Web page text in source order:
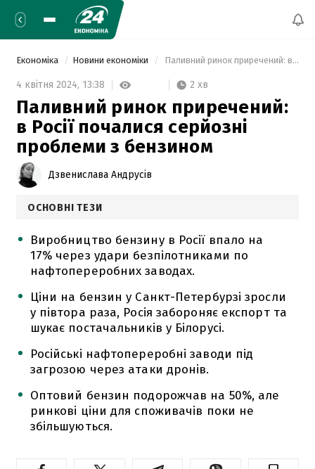
Економіка Новини економіки Паливний ринок приречений: в Росії почалися серйозні проблеми з бензином
4 квітня 2024, 13:38 2 хв
Паливний ринок приречений:
в Росії почалися серйозні
проблеми з бензином
Дзвенислава Андрусів
ОСНОВНІ ТЕЗИ
Виробництво бензину в Росії впало на
17% через удари безпілотниками по
нафтопереробних заводах.
Ціни на бензин у Санкт-Петербурзі зросли
у півтора раза, Росія забороняє експорт та
шукає постачальників у Білорусі.
Російські нафтопереробні заводи під
загрозою через атаки дронів.
Оптовий бензин подорожчав на 50%, але
ринкові ціни для споживачів поки не
збільшуються.